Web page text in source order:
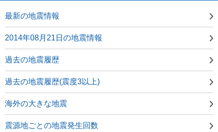
最新の地震情報
2014年08月21日の地震情報
過去の地震履歴
過去の地震履歴(震度3以上)
海外の大きな地震
震源地ごとの地震発生回数